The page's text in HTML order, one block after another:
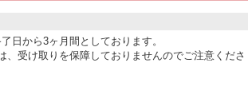
日から3ヶ月間としております。
、受け取りを保障しておりませんのでご注意くださ